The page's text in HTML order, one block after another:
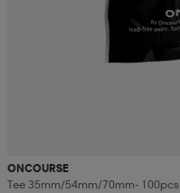
ONCOURSE
Tee 35mm/54mm/70mm- 100pcs